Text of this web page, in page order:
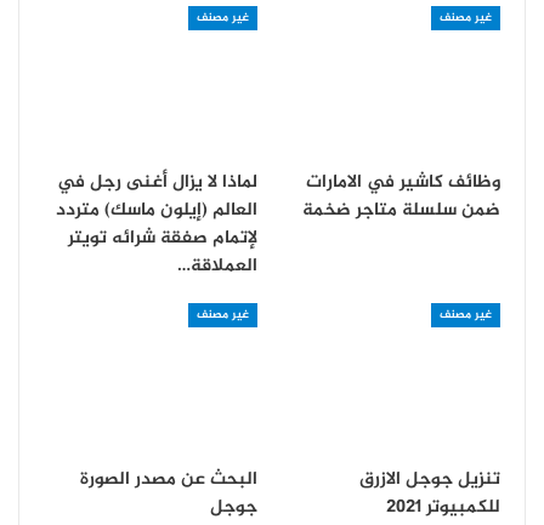
غير مصنف
وظائف كاشير في الامارات
ضمن سلسلة متاجر ضخمة
غير مصنف
لماذا لا يزال أغنى رجل في
العالم (إيلون ماسك) متردد
لإتمام صفقة شرائه تويتر
العملاقة…
غير مصنف
تنزيل جوجل الازرق
للكمبيوتر 2021
غير مصنف
البحث عن مصدر الصورة
جوجل